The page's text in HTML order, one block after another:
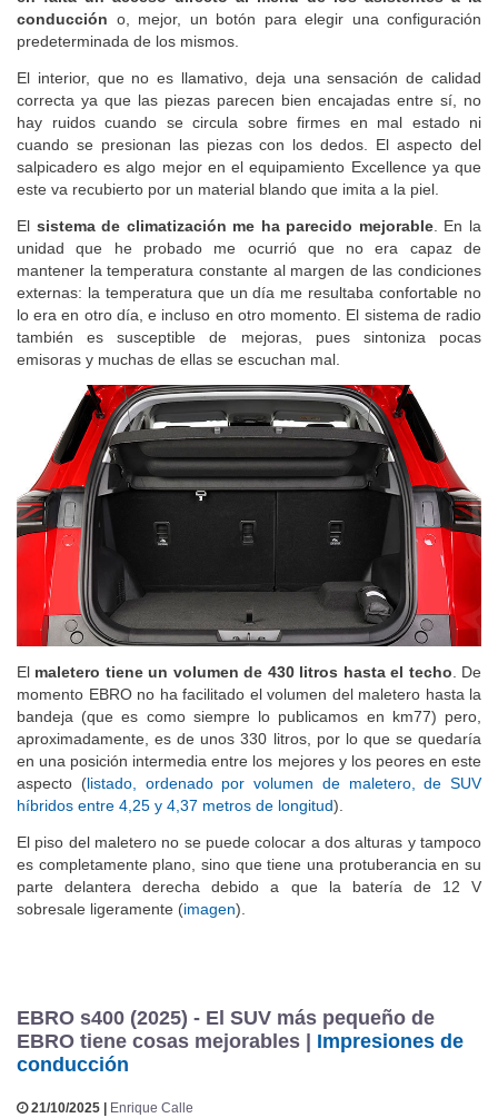
conducción o, mejor, un botón para elegir una configuración
predeterminada de los mismos.
El interior, que no es llamativo, deja una sensación de calidad
correcta ya que las piezas parecen bien encajadas entre sí, no
hay ruidos cuando se circula sobre firmes en mal estado ni
cuando se presionan las piezas con los dedos. El aspecto del
salpicadero es algo mejor en el equipamiento Excellence ya que
este va recubierto por un material blando que imita a la piel.
El sistema de climatización me ha parecido mejorable. En la
unidad que he probado me ocurrió que no era capaz de
mantener la temperatura constante al margen de las condiciones
externas: la temperatura que un día me resultaba confortable no
lo era en otro día, e incluso en otro momento. El sistema de radio
también es susceptible de mejoras, pues sintoniza pocas
emisoras y muchas de ellas se escuchan mal.
El maletero tiene un volumen de 430 litros hasta el techo . De
momento EBRO no ha facilitado el volumen del maletero hasta la
bandeja (que es como siempre lo publicamos en km77) pero,
aproximadamente, es de unos 330 litros, por lo que se quedaría
en una posición intermedia entre los mejores y los peores en este
aspecto (listado, ordenado por volumen de maletero, de SUV
híbridos entre 4,25 y 4,37 metros de longitud).
El piso del maletero no se puede colocar a dos alturas y tampoco
es completamente plano, sino que tiene una protuberancia en su
parte delantera derecha debido a que la batería de 12 V
sobresale ligeramente (imagen).
EBRO s400 (2025) - El SUV más pequeño de
EBRO tiene cosas mejorables | Impresiones de
conducción
21/10/2025 | Enrique Calle